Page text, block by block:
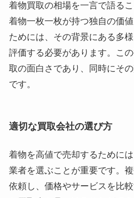
着物買取の相場を一言で語るこ
着物一枚一枚が持つ独自の価
ためには、その背景にある多様
評価する必要があります。こ
取の面白さであり、同時にそ
です。
適切な買取会社の選び方
着物を高値で売却するために
業者を選ぶことが重要です。
依頼し、価格やサービスを比